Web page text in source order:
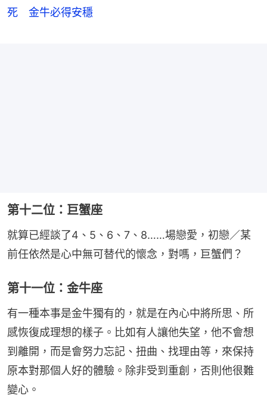
死 金牛必得安穩
第十二位：巨蟹座
就算已經談了4、5、6、7、8……場戀愛，初戀／某
前任依然是心中無可替代的懷念，對嗎，巨蟹們？
第十一位：金牛座
有一種本事是金牛獨有的，就是在內心中將所思、所
感恢復成理想的樣子。比如有人讓他失望，他不會想
到離開，而是會努力忘記、扭曲、找理由等，來保持
原本對那個人好的體驗。除非受到重創，否則他很難
變心。